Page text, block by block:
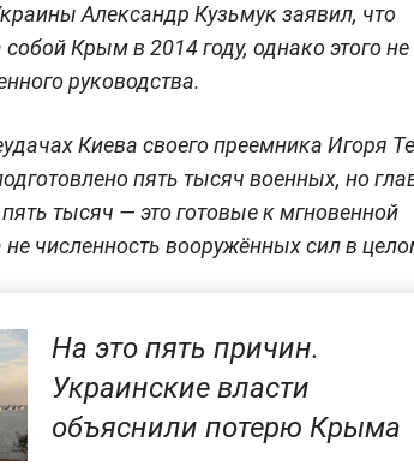
Александр Кузьмук заявил, что
Крым в 2014 году, однако этого не
руководства.
Киева своего преемника Игоря
пять тысяч военных, но
тысяч — это готовые к мгновенной
не численность вооружённых сил в
На это пять причин.
Украинские власти
объяснили потерю Крыма